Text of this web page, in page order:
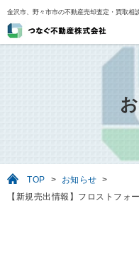
金沢市、野々市市の不動産売却査定・買取相
BUY
買いたい
TOP > お知らせ >
【新規売出情報】フロストフォ